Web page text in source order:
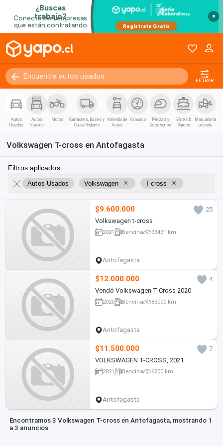
×
FILTRAR
Autos
Usados
Autos
Nuevos
Motos
Camiones, Buses y
Casa Rodante
Arriendo de
Autos
Yo busco
Piezas y
Accesorios
Yates &
Barcos
Maquinaria
pesada
Volkswagen T-cross en Antofagasta
Filtros aplicados
Autos Usados Volkswagen × T-cross ×
$9.600.000
25
Volkswagen t-cross
2021 Bencina 33431 km
Antofagasta
$12.000.000
4
Vendó Volkswagen T-Cross 2020
2020 Bencina 83000 km
Antofagasta
$11.500.000
7
VOLKSWAGEN T-CROSS, 2021
2021 Bencina 6200 km
Antofagasta
Encontramos 3 Volkswagen T-cross en Antofagasta, mostrando 1
a 3 anuncios